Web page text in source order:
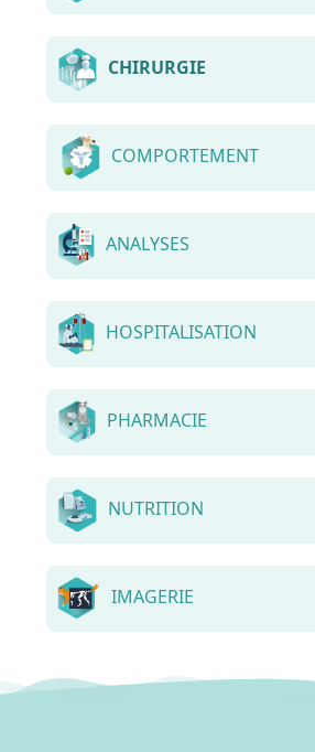
CHIRURGIE
COMPORTEMENT
ANALYSES
HOSPITALISATION
PHARMACIE
NUTRITION
IMAGERIE